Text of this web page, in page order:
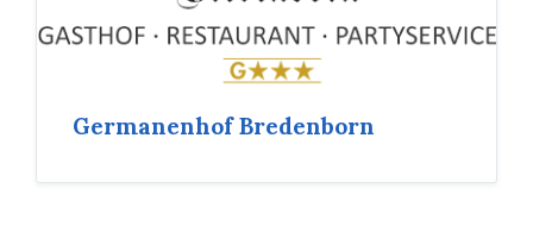
Germanenhof Bredenborn